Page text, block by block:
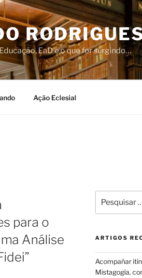
EaD e o que for surgindo…
Ação Eclesial
para o
Análise
por:
ARTIGOS
Acompañar
Mistagogía,